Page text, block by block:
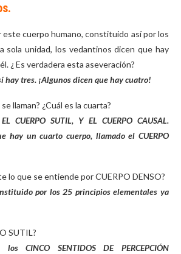
este cuerpo humano, constituido así por los
sola unidad, los vedantinos dicen que hay
¿ Es verdadera esta aseveración?
hay tres. ¡Algunos dicen que hay cuatro!
llaman? ¿Cuál es la cuarta?
CUERPO SUTIL, Y EL CUERPO CAUSAL.
hay un cuarto cuerpo, llamado el CUERPO
lo que se entiende por CUERPO DENSO?
por los 25 principios elementales ya
SUTIL?
CINCO SENTIDOS DE PERCEPCIÓN